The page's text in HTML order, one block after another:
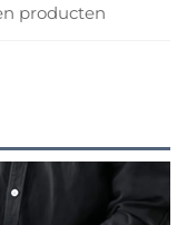
producten